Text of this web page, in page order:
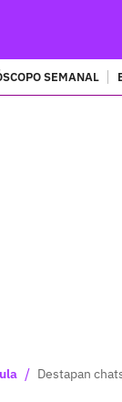
SEMANAL
/ Destapan